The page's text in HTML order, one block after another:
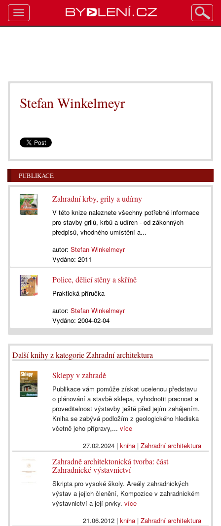
Stefan Winkelmeyr
PUBLIKACE
Zahradní krby, grily a udírny
V této knize naleznete všechny potřebné informace
pro stavby grilů, krbů a udíren - od zákonných
předpisů, vhodného umístění a...
autor: Stefan Winkelmeyr
Vydáno: 2011
Police, dělicí stěny a skříně
Praktická příručka
autor: Stefan Winkelmeyr
Vydáno: 2004-02-04
Další knihy z kategorie Zahradní architektura
Sklepy v zahradě
Publikace vám pomůže získat ucelenou představu
o plánování a stavbě sklepa, vyhodnotit pracnost a
proveditelnost výstavby ještě před jejím zahájením.
Kniha se zabývá podložím z geologického hlediska
včetně jeho přípravy,...více
27.02.2024| kniha| Zahradní architektura
Zahradně architektonická tvorba: část
Zahradnické výstavnictví
Skripta pro vysoké školy. Areály zahradnických
výstav a jejich členění, Kompozice v zahradnickém
výstavnictví a její prvky.více
21.06.2012| kniha| Zahradní architektura
Toggle
navigation